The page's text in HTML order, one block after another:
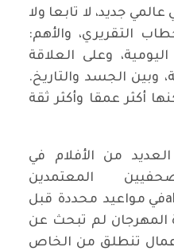
جديد، لا تابعا ولا
التقريري، والأهم:
وعلى العلاقة
وبين الجسد والتاريخ.
أكثر عمقا وأكثر ثقة
من الأفلام في
المعتمدين
akkreditierte Journalistenفي مواعيد محددة قبل
المهرجان لم تبحث عن
تنطلق من الخاص